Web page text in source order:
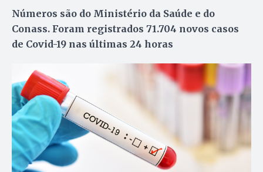
Números são do Ministério da Saúde e do
Conass. Foram registrados 71.704 novos casos
de Covid-19 nas últimas 24 horas